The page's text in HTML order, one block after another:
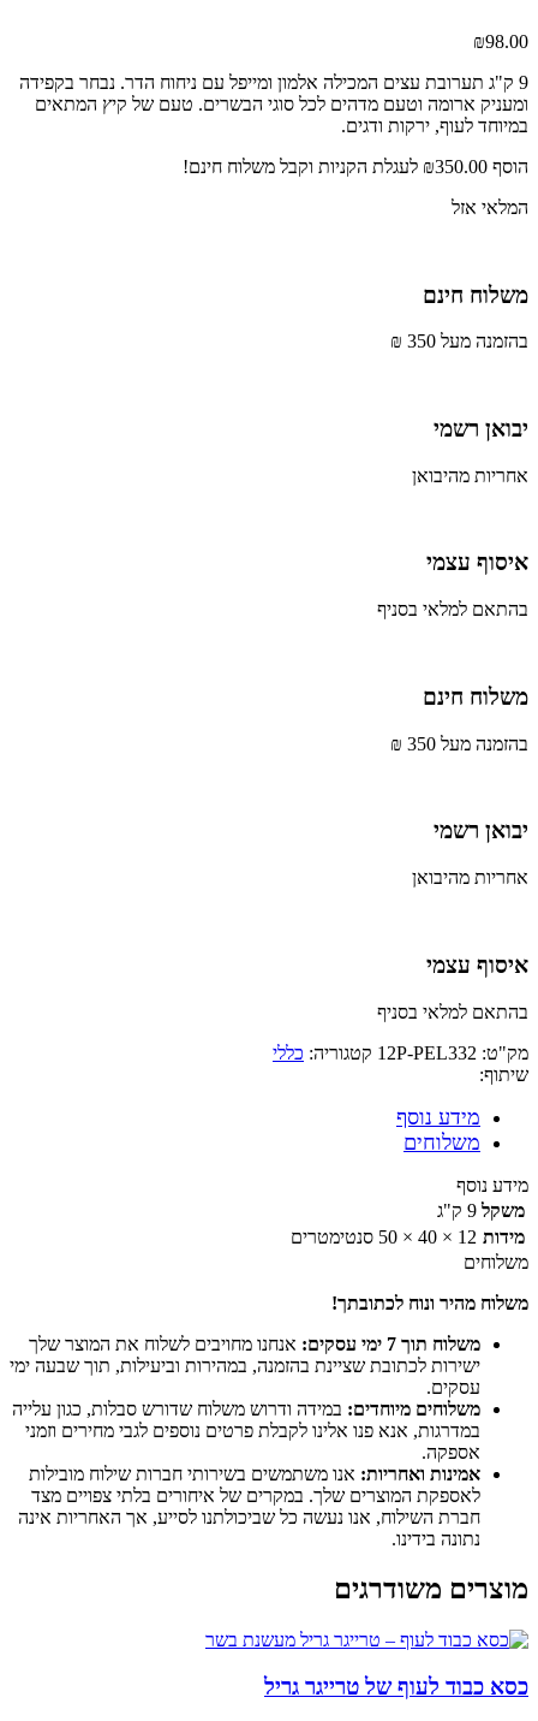
₪98.00
9 ק"ג תערובת עצים המכילה אלמון ומייפל עם ניחוח הדר. נבחר בקפידה
ומעניק ארומה וטעם מדהים לכל סוגי הבשרים. טעם של קיץ המתאים
במיוחד לעוף, ירקות ודגים.
הוסף
₪350.00
לעגלת הקניות וקבל משלוח חינם!
המלאי אזל
משלוח חינם
בהזמנה מעל 350 ₪
יבואן רשמי
אחריות מהיבואן
איסוף עצמי
בהתאם למלאי בסניף
משלוח חינם
בהזמנה מעל 350 ₪
יבואן רשמי
אחריות מהיבואן
איסוף עצמי
בהתאם למלאי בסניף
מק"ט: 12P-PEL332 קטגוריה: כללי
שיתוף:
מידע נוסף
משלוחים
מידע נוסף
משקל 9 ק"ג
מידות 12 × 40 × 50 סנטימטרים
משלוחים
משלוח מהיר ונוח לכתובתך!
משלוח תוך 7 ימי עסקים:
אנחנו מחויבים לשלוח את המוצר שלך
ישירות לכתובת שציינת בהזמנה, במהירות וביעילות, תוך שבעה ימי
עסקים.
משלוחים מיוחדים: במידה ודרוש משלוח שדורש סבלות, כגון עלייה
במדרגות, אנא פנו אלינו לקבלת פרטים נוספים לגבי מחירים וזמני
אספקה.
אמינות ואחריות: אנו משתמשים בשירותי חברות שילוח מובילות
לאספקת המוצרים שלך. במקרים של איחורים בלתי צפויים מצד
חברת השילוח, אנו נעשה כל שביכולתנו לסייע, אך האחריות אינה
נתונה בידינו.
מוצרים משודרגים
כסא כבוד לעוף של טרייגר גריל